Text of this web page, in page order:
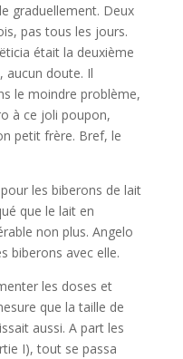
graduellement. Deux
pas tous les jours.
était la deuxième
aucun doute. Il
le moindre problème,
à ce joli poupon,
petit frère. Bref, le
les biberons de lait
que le lait en
non plus. Angelo
biberons avec elle.
les doses et
que la taille de
aussi. A part les
I), tout se passa